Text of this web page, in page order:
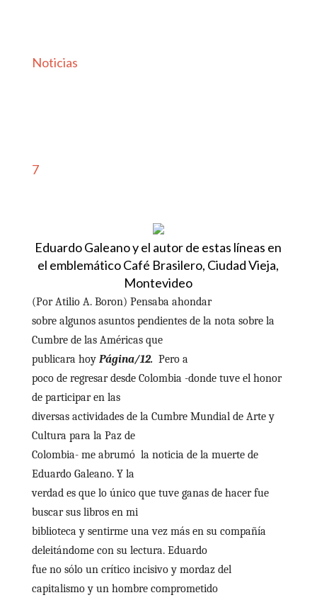
Noticias
7
Eduardo Galeano y el autor de estas líneas en
el emblemático Café Brasilero, Ciudad Vieja,
Montevideo
(Por Atilio A. Boron) Pensaba ahondar
sobre algunos asuntos pendientes de la nota sobre la
Cumbre de las Américas que
publicara hoy Página/12. Pero a
poco de regresar desde Colombia -donde tuve el honor
de participar en las
diversas actividades de la Cumbre Mundial de Arte y
Cultura para la Paz de
Colombia- me abrumó la noticia de la muerte de
Eduardo Galeano. Y la
verdad es que lo único que tuve ganas de hacer fue
buscar sus libros en mi
biblioteca y sentirme una vez más en su compañía
deleitándome con su lectura. Eduardo
fue no sólo un crítico incisivo y mordaz del
capitalismo y un hombre comprometido